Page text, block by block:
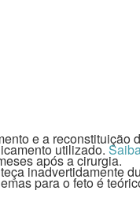
e a reconstituição
utilizado.
após a cirurgia.
inadvertidamente
para o feto é